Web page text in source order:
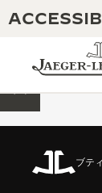
メー
ページの先頭に戻
ブテ